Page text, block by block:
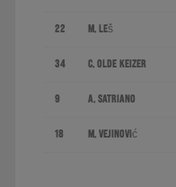
22 M. Leš
34 C. Olde Keizer
9 A. Satriano
18 M. Vejinović